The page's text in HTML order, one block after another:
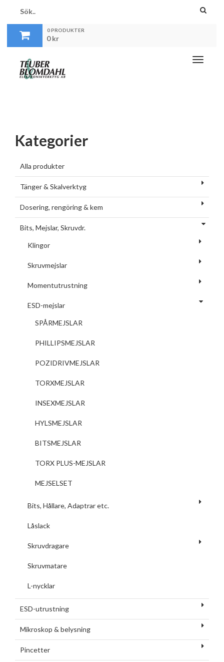
0 PRODUKTER
0kr
Toggle
Kategorier
Alla produkter
Tänger & Skalverktyg
Dosering, rengöring & kem
Bits, Mejslar, Skruvdr.
Klingor
Skruvmejslar
Momentutrustning
ESD-mejslar
SPÅRMEJSLAR
PHILLIPSMEJSLAR
POZIDRIVMEJSLAR
TORXMEJSLAR
INSEXMEJSLAR
HYLSMEJSLAR
BITSMEJSLAR
TORX PLUS-MEJSLAR
MEJSELSET
Bits, Hållare, Adaptrar etc.
Låslack
Skruvdragare
Skruvmatare
L-nycklar
ESD-utrustning
Mikroskop & belysning
Pincetter